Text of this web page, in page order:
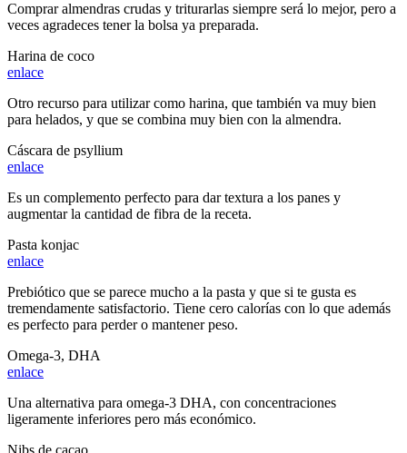
Comprar almendras crudas y triturarlas siempre será lo mejor, pero a
veces agradeces tener la bolsa ya preparada.
Harina de coco
enlace
Otro recurso para utilizar como harina, que también va muy bien
para helados, y que se combina muy bien con la almendra.
Cáscara de psyllium
enlace
Es un complemento perfecto para dar textura a los panes y
augmentar la cantidad de fibra de la receta.
Pasta konjac
enlace
Prebiótico que se parece mucho a la pasta y que si te gusta es
tremendamente satisfactorio. Tiene cero calorías con lo que además
es perfecto para perder o mantener peso.
Omega-3, DHA
enlace
Una alternativa para omega-3 DHA, con concentraciones
ligeramente inferiores pero más económico.
Nibs de cacao